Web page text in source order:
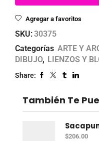
Agregar a favoritos
SKU:30375
Categorías ARTE Y
DIBUJO, LIENZOS Y
Share:
También Te
$206.00